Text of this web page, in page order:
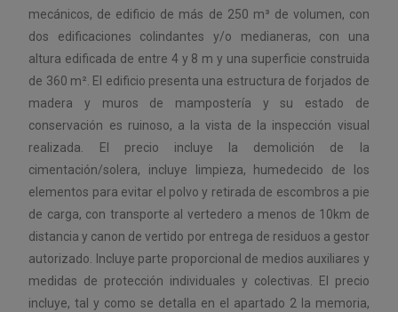
mecánicos, de edificio de más de 250 m³ de volumen, con
dos edificaciones colindantes y/o medianeras, con una
altura edificada de entre 4 y 8 m y una superficie construida
de 360 m². El edificio presenta una estructura de forjados de
madera y muros de mampostería y su estado de
conservación es ruinoso, a la vista de la inspección visual
realizada. El precio incluye la demolición de la
cimentación/solera, incluye limpieza, humedecido de los
elementos para evitar el polvo y retirada de escombros a pie
de carga, con transporte al vertedero a menos de 10km de
distancia y canon de vertido por entrega de residuos a gestor
autorizado. Incluye parte proporcional de medios auxiliares y
medidas de protección individuales y colectivas. El precio
incluye, tal y como se detalla en el apartado 2 la memoria,